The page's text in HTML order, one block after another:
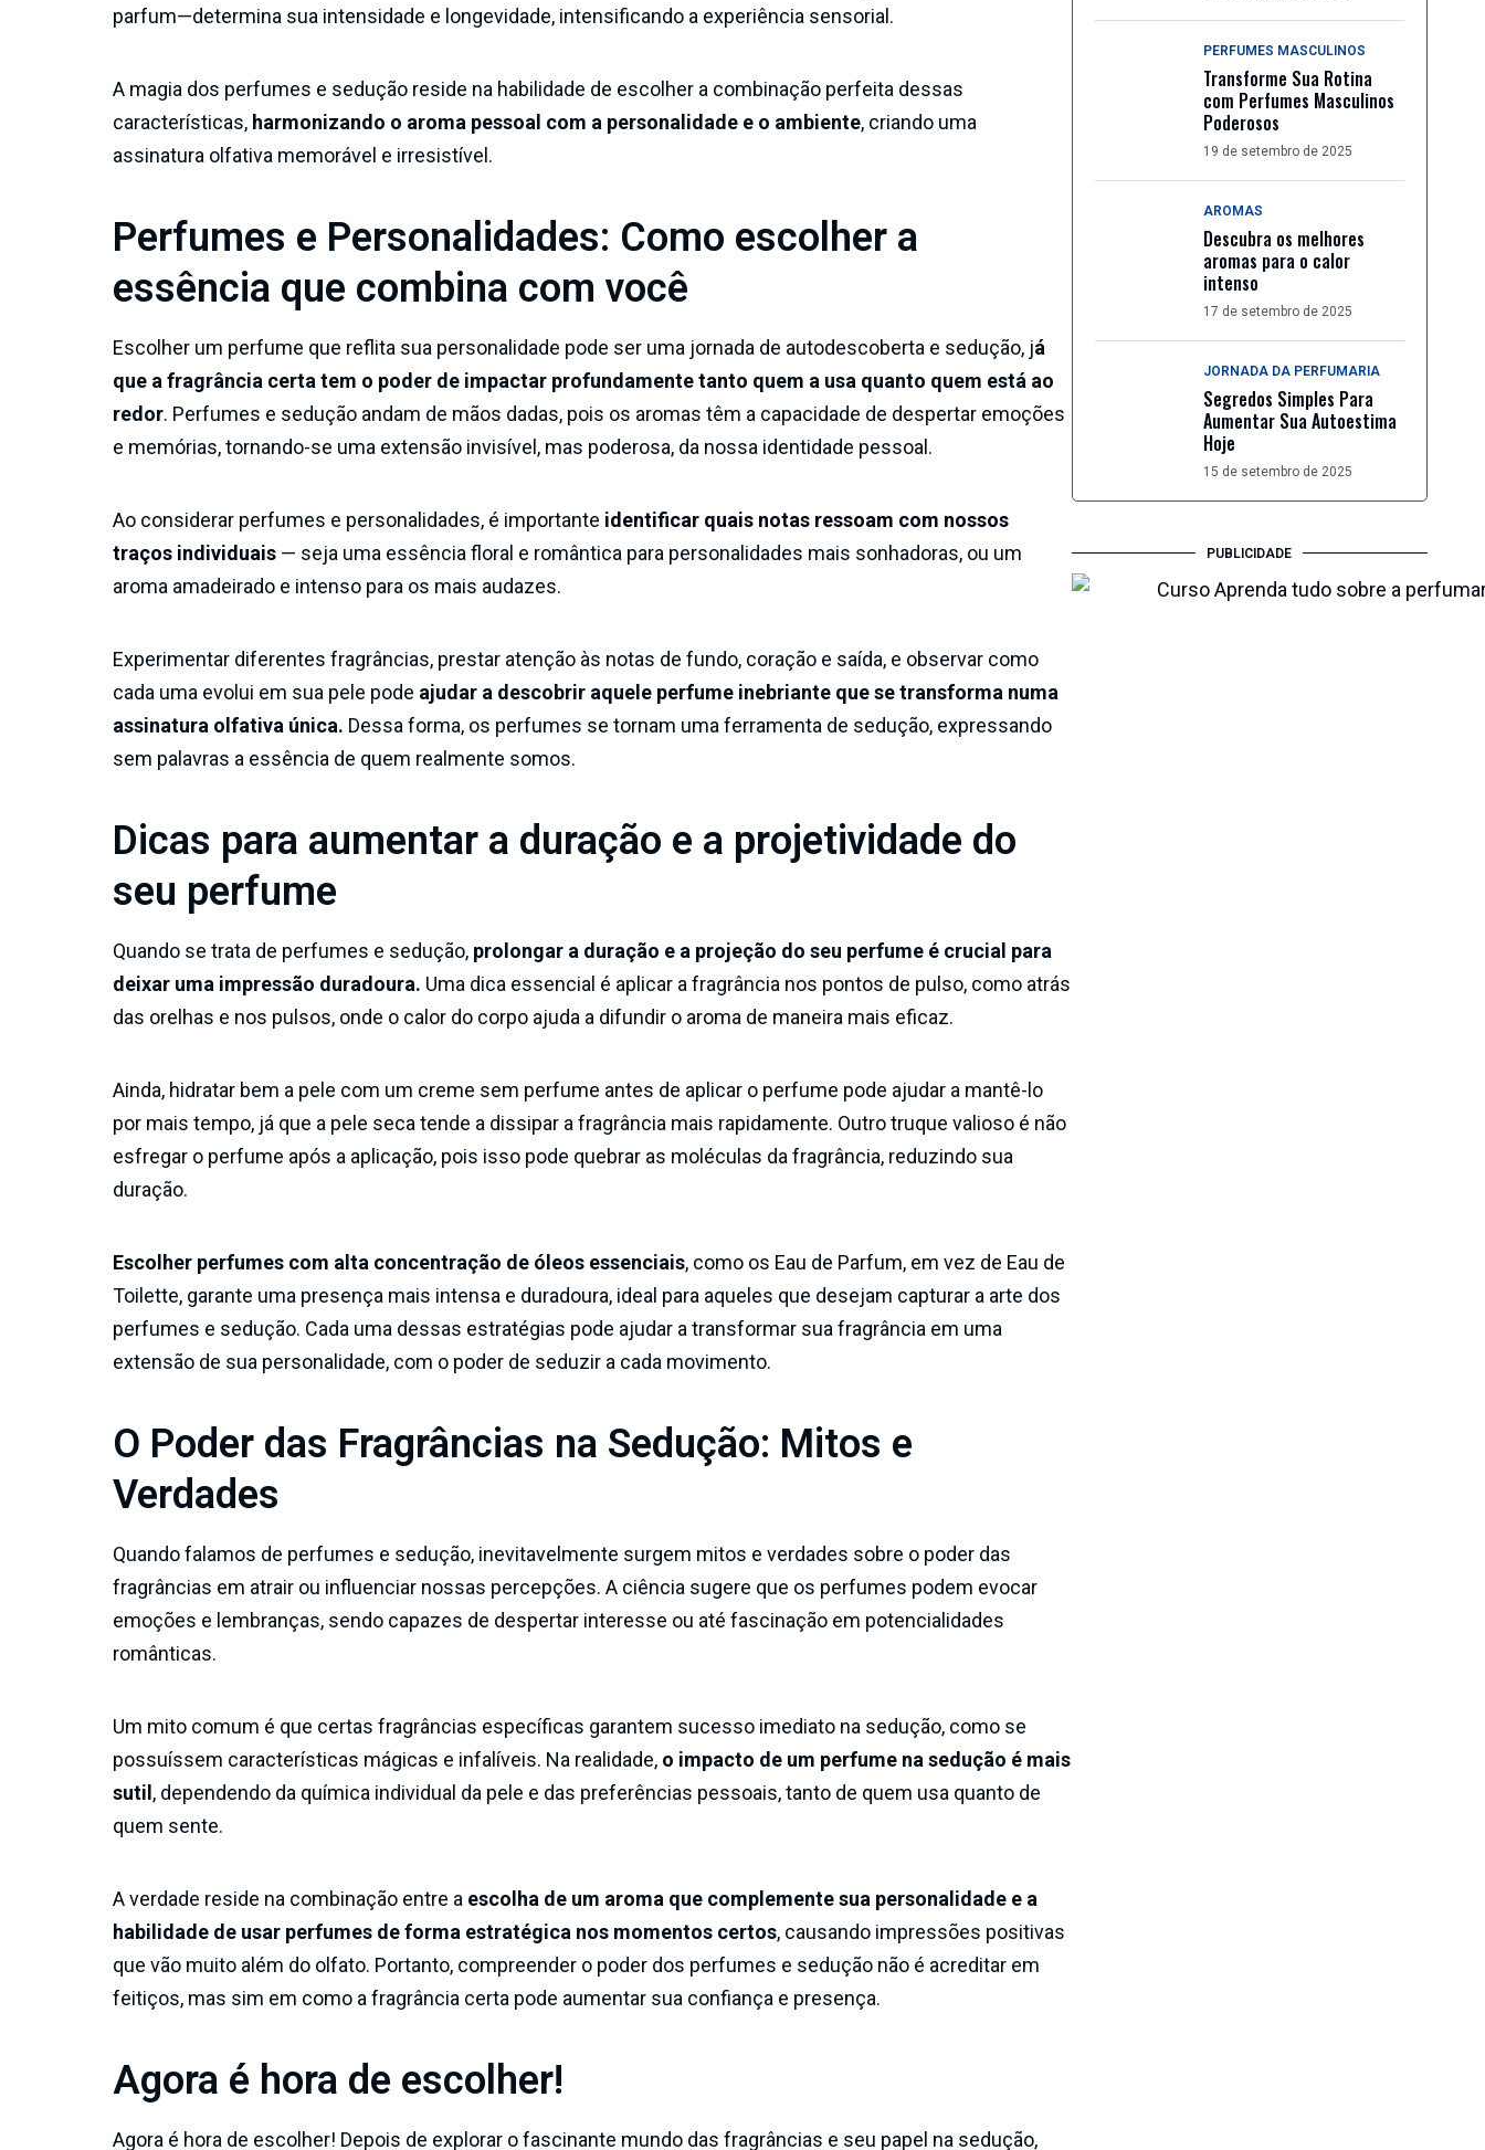
parfum—determina sua intensidade e longevidade, intensificando a experiência sensorial.
A magia dos perfumes e sedução reside na habilidade de escolher a combinação perfeita dessas
características, harmonizando o aroma pessoal com a personalidade e o ambiente, criando uma
assinatura olfativa memorável e irresistível.
Perfumes e Personalidades: Como escolher a
essência que combina com você
Escolher um perfume que reflita sua personalidade pode ser uma jornada de autodescoberta e sedução, já
que a fragrância certa tem o poder de impactar profundamente tanto quem a usa quanto quem está ao
redor. Perfumes e sedução andam de mãos dadas, pois os aromas têm a capacidade de despertar emoções
e memórias, tornando-se uma extensão invisível, mas poderosa, da nossa identidade pessoal.
Ao considerar perfumes e personalidades, é importante identificar quais notas ressoam com nossos
traços individuais— seja uma essência floral e romântica para personalidades mais sonhadoras, ou um
aroma amadeirado e intenso para os mais audazes.
Experimentar diferentes fragrâncias, prestar atenção às notas de fundo, coração e saída, e observar como
cada uma evolui em sua pele pode ajudar a descobrir aquele perfume inebriante que se transforma numa
assinatura olfativa única. Dessa forma, os perfumes se tornam uma ferramenta de sedução, expressando
sem palavras a essência de quem realmente somos.
Dicas para aumentar a duração e a projetividade do
seu perfume
Quando se trata de perfumes e sedução, prolongar a duração e a projeção do seu perfume é crucial para
deixar uma impressão duradoura. Uma dica essencial é aplicar a fragrância nos pontos de pulso, como atrás
das orelhas e nos pulsos, onde o calor do corpo ajuda a difundir o aroma de maneira mais eficaz.
Ainda, hidratar bem a pele com um creme sem perfume antes de aplicar o perfume pode ajudar a mantê-lo
por mais tempo, já que a pele seca tende a dissipar a fragrância mais rapidamente. Outro truque valioso é não
esfregar o perfume após a aplicação, pois isso pode quebrar as moléculas da fragrância, reduzindo sua
duração.
Escolher perfumes com alta concentração de óleos essenciais, como os Eau de Parfum, em vez de Eau de
Toilette, garante uma presença mais intensa e duradoura, ideal para aqueles que desejam capturar a arte dos
perfumes e sedução. Cada uma dessas estratégias pode ajudar a transformar sua fragrância em uma
extensão de sua personalidade, com o poder de seduzir a cada movimento.
O Poder das Fragrâncias na Sedução: Mitos e
Verdades
Quando falamos de perfumes e sedução, inevitavelmente surgem mitos e verdades sobre o poder das
fragrâncias em atrair ou influenciar nossas percepções. A ciência sugere que os perfumes podem evocar
emoções e lembranças, sendo capazes de despertar interesse ou até fascinação em potencialidades
românticas.
Um mito comum é que certas fragrâncias específicas garantem sucesso imediato na sedução, como se
possuíssem características mágicas e infalíveis. Na realidade, o impacto de um perfume na sedução é mais
sutil , dependendo da química individual da pele e das preferências pessoais, tanto de quem usa quanto de
quem sente.
A verdade reside na combinação entre a escolha de um aroma que complemente sua personalidade e a
habilidade de usar perfumes de forma estratégica nos momentos certos, causando impressões positivas
que vão muito além do olfato. Portanto, compreender o poder dos perfumes e sedução não é acreditar em
feitiços, mas sim em como a fragrância certa pode aumentar sua confiança e presença.
Agora é hora de escolher!
Agora é hora de escolher! Depois de explorar o fascinante mundo das fragrâncias e seu papel na sedução,
PERFUMES MASCULINOS
Transforme Sua Rotina
com Perfumes Masculinos
Poderosos
19 de setembro de 2025
AROMAS
Descubra os melhores
aromas para o calor
intenso
17 de setembro de 2025
JORNADA DA PERFUMARIA
Segredos Simples Para
Aumentar Sua Autoestima
Hoje
15 de setembro de 2025
PUBLICIDADE